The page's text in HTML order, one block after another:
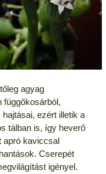
agyag
függőkosárból,
ezért illetik a
tálban is, így heverő
apró kaviccsal
Cserepét
igényel.